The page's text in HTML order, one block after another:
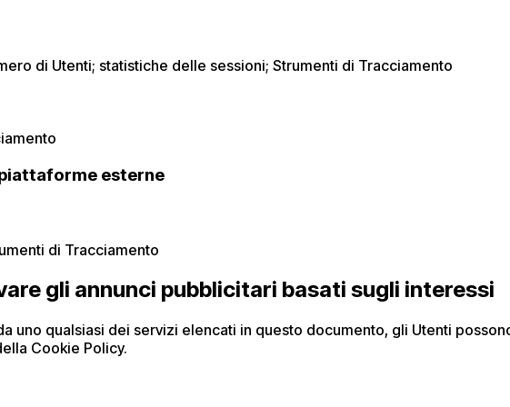
di Utenti; statistiche delle sessioni; Strumenti di Tracciamento
esterne
di Tracciamento
gli annunci pubblicitari basati sugli interessi
uno qualsiasi dei servizi elencati in questo documento, gli Utenti
Cookie Policy.